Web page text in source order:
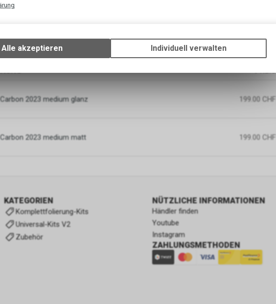
2023 medium glanz 199.00 CHF
2023 medium matt 199.00 CHF
KATEGORIEN
Komplettfolierung-Kits
Universal-Kits V2
Zubehör
NÜTZLICHE INFORMATIONEN
Händler finden
Youtube
Instagram
ZAHLUNGSMETHODEN
Ihrem Gerät, um die grundlegenden Funktionen unseres Online-Angebots, wie die
Verwendung des Warenkorbs, zu ermöglichen. Bitte beachten Sie, dass die
zulassen.
Alle akzeptieren Individuell verwalten